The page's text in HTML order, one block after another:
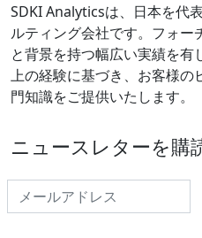
SDKI Analyticsは、日本を代
ルティング会社です。フォー
と背景を持つ幅広い実績を有
上の経験に基づき、お客様の
門知識をご提供いたします。
ニュースレターを購